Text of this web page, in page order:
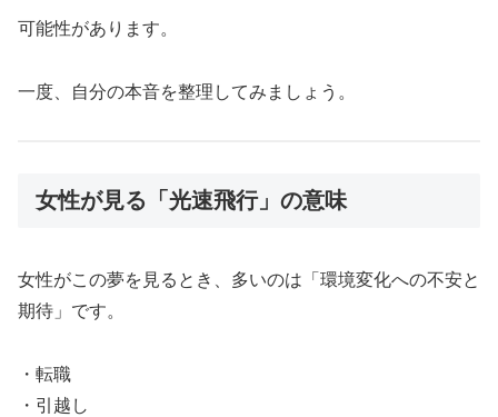
可能性があります。
一度、自分の本音を整理してみましょう。
女性が見る「光速飛行」の意味
女性がこの夢を見るとき、多いのは「環境変化への不安と
期待」です。
・転職
・引越し